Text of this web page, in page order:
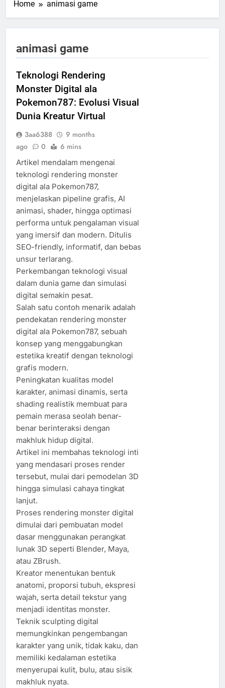
Home animasi game
animasi game
Teknologi Rendering
Monster Digital ala
Pokemon787: Evolusi Visual
Dunia Kreatur Virtual
3aa6388
9 months
ago
0 6 mins
Artikel mendalam mengenai
teknologi rendering monster
digital ala Pokemon787,
menjelaskan pipeline grafis, AI
animasi, shader, hingga optimasi
performa untuk pengalaman visual
yang imersif dan modern. Ditulis
SEO-friendly, informatif, dan bebas
unsur terlarang.
Perkembangan teknologi visual
dalam dunia game dan simulasi
digital semakin pesat.
Salah satu contoh menarik adalah
pendekatan rendering monster
digital ala Pokemon787, sebuah
konsep yang menggabungkan
estetika kreatif dengan teknologi
grafis modern.
Peningkatan kualitas model
karakter, animasi dinamis, serta
shading realistik membuat para
pemain merasa seolah benar-
benar berinteraksi dengan
makhluk hidup digital.
Artikel ini membahas teknologi inti
yang mendasari proses render
tersebut, mulai dari pemodelan 3D
hingga simulasi cahaya tingkat
lanjut.
Proses rendering monster digital
dimulai dari pembuatan model
dasar menggunakan perangkat
lunak 3D seperti Blender, Maya,
atau ZBrush.
Kreator menentukan bentuk
anatomi, proporsi tubuh, ekspresi
wajah, serta detail tekstur yang
menjadi identitas monster.
Teknik sculpting digital
memungkinkan pengembangan
karakter yang unik, tidak kaku, dan
memiliki kedalaman estetika
menyerupai kulit, bulu, atau sisik
makhluk nyata.